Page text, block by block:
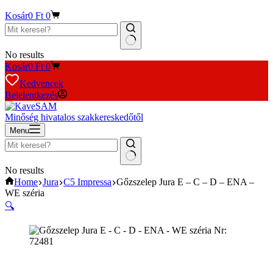
Kosár0 Ft 0
No results
Kosár0 Ft 0
Kedvencek
Bejelentkezés
Minőség hivatalos szakkereskedőtől
Menu
No results
Home Jura C5 Impressa Gőzszelep Jura E – C – D – ENA –
WE széria
🔍